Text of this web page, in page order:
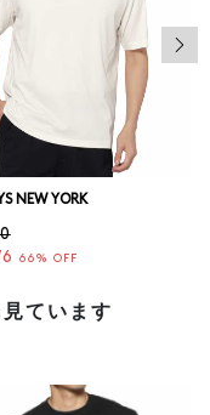
NEW YORK
66% OFF
ています